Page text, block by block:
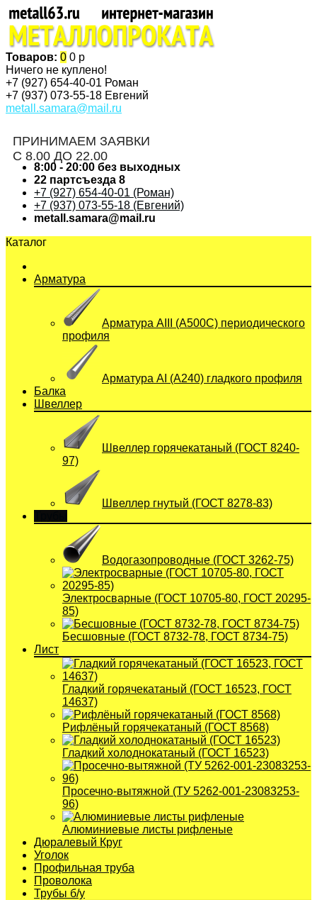
Товаров: 0 0 р
Ничего не куплено!
+7 (927) 654-40-01 Роман
+7 (937) 073-55-18 Евгений
metall.samara@mail.ru
ПРИНИМАЕМ ЗАЯВКИ
С 8.00 ДО 22.00
8:00 - 20:00 без выходных
22 партсъезда 8
+7 (927) 654-40-01 (Роман)
+7 (937) 073-55-18 (Евгений)
metall.samara@mail.ru
Каталог
Арматура
Арматура АIII (А500С) периодического
профиля
Арматура АI (A240) гладкого профиля
Балка
Швеллер
Швеллер горячекатаный (ГОСТ 8240-
97)
Швеллер гнутый (ГОСТ 8278-83)
Водогазопроводные (ГОСТ 3262-75)
Электросварные (ГОСТ 10705-80, ГОСТ 20295-
85)
Бесшовные (ГОСТ 8732-78, ГОСТ 8734-75)
Лист
Гладкий горячекатаный (ГОСТ 16523, ГОСТ
14637)
Рифлёный горячекатаный (ГОСТ 8568)
Гладкий холоднокатаный (ГОСТ 16523)
Просечно-вытяжной (ТУ 5262-001-23083253-
96)
Алюминиевые листы рифленые
Дюралевый Круг
Уголок
Профильная труба
Проволока
Трубы б/у